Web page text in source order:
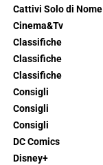
Cattivi Solo di Nome
Cinema&Tv
Classifiche
Classifiche
Classifiche
Consigli
Consigli
Consigli
DC Comics
Disney+